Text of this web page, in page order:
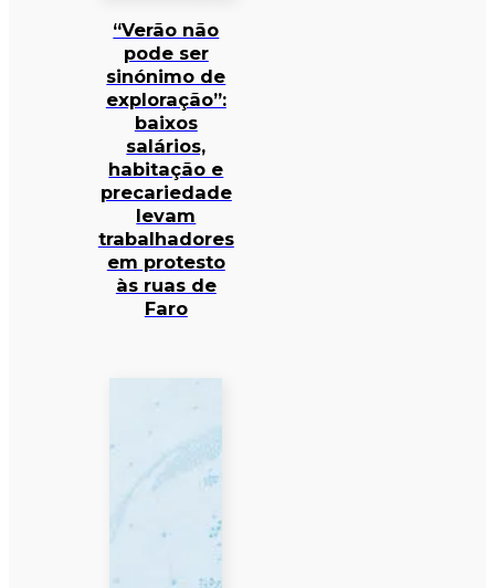
“Verão não
pode ser
sinónimo de
exploração”:
baixos
salários,
habitação e
precariedade
levam
trabalhadores
em protesto
às ruas de
Faro